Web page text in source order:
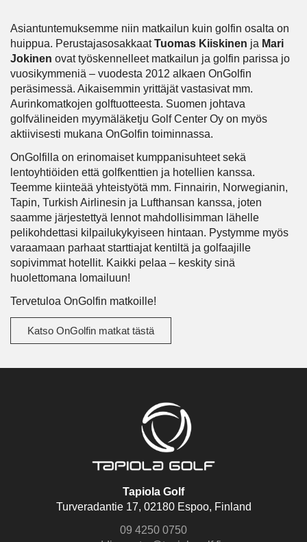
Asiantuntemuksemme niin matkailun kuin golfin osalta on
huippua. PerustajasosakkaatTuomas Kiiskinen ja Mari
Jokinen ovat työskennelleet matkailun ja golfin parissa jo
vuosikymmeniä – vuodesta 2012 alkaen OnGolfin
peräsimessä. Aikaisemmin yrittäjät vastasivat mm.
Aurinkomatkojen golftuotteesta. Suomen johtava
golfvälineiden myymäläketju Golf Center Oy on myös
aktiivisesti mukana OnGolfin toiminnassa.
OnGolfilla on erinomaiset kumppanisuhteet sekä
lentoyhtiöiden että golfkenttien ja hotellien kanssa.
Teemme kiinteää yhteistyötä mm. Finnairin, Norwegianin,
Tapin, Turkish Airlinesin ja Lufthansan kanssa, joten
saamme järjestettyä lennot mahdollisimman lähelle
pelikohdettasi kilpailukykyiseen hintaan. Pystymme myös
varaamaan parhaat starttiajat kentiltä ja golfaajille
sopivimmat hotellit. Kaikki pelaa – keskity sinä
huolettomana lomailuun!
Tervetuloa OnGolfin matkoille!
Katso OnGolfin matkat tästä
Tapiola Golf
Turveradantie 17, 02180 Espoo, Finland
09 4250 0750